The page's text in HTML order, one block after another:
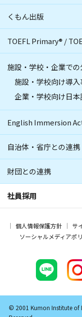
くもん出版
TOEFL Primary® /
施設・学校・企業で
施設・学校向け導入
企業・学校向け日本
English Immersion
自治体・省庁との連携
財団との連携
社員採用
個人情報保護方針 サ
ソーシャルメディアポ
© 2001 Kumon Institute of